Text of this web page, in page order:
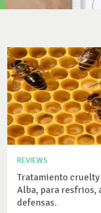
REVIEWS
Tratamiento
Alba, para resfrios,
defensas.